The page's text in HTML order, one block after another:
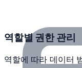
역할별 권한 관리
역할에 따라 데이터